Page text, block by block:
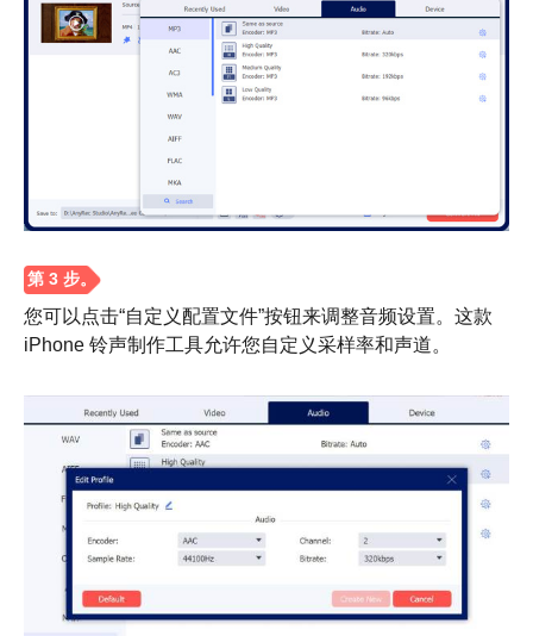
您可以点击“自定义配置文件”按钮来调整音频设置。这款
iPhone 铃声制作工具允许您自定义采样率和声道。